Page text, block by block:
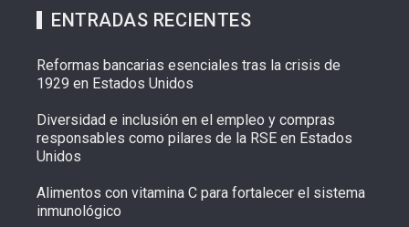
ENTRADAS RECIENTES
Reformas bancarias esenciales tras la crisis de
1929 en Estados Unidos
Diversidad e inclusión en el empleo y compras
responsables como pilares de la RSE en Estados
Unidos
Alimentos con vitamina C para fortalecer el sistema
inmunológico